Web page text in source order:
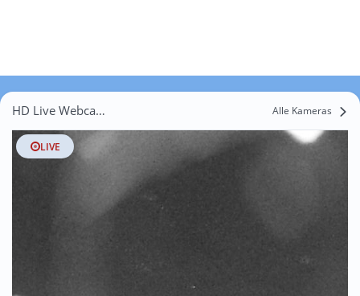
HD Live Webcams Ottackers Alle Kameras
LIVE